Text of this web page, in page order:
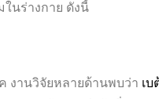
นร่างกาย ดังนี้
งานวิจัยหลายด้านพบว่า เ